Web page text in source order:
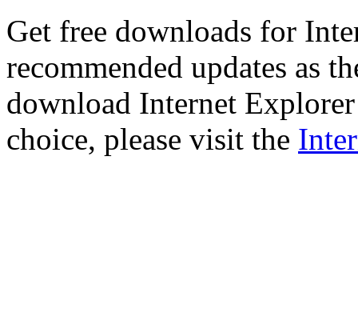
Get free downloads for
recommended updates as
download Internet
choice, please visit the